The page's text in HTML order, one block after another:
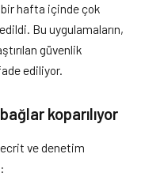
hafta içinde çok
Bu uygulamaların,
güvenlik
ediliyor.
koparılıyor
ve denetim